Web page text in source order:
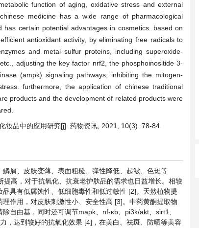
function of aging, oxidative stress and external
medicine has a wide range of pharmacological
certain potential advantages in cosmetics. based on
antioxidant activity, by eliminating free radicals to
and metal sulfur proteins, including superoxide-
adjusting the key factor nrf2, the phosphoinositide 3-
(ampk) signaling pathways, inhibiting the mitogen-
furthermore, the application of chinese traditional
products and the development of related products were
妆品中的应用研究[j]. 药物资讯, 2021, 10(3): 78-84.
屑、皮肤变薄、表面粗糙、弹性降低、起皱、色斑等
高，对于抗氧化、抗衰老护肤品的需求也日益增长。相较
具有低腐蚀性、低细胞毒性和低过敏性 [2]。天然植物提
作用，对皮肤刺激性小、安全性高 [3]。中药黄酮提取物
自由基，同时还可调节mapk、nf-κb、pi3k/akt、sirt1、
，达到较好的抗氧化效果 [4]，在美白、祛斑、防晒等美容